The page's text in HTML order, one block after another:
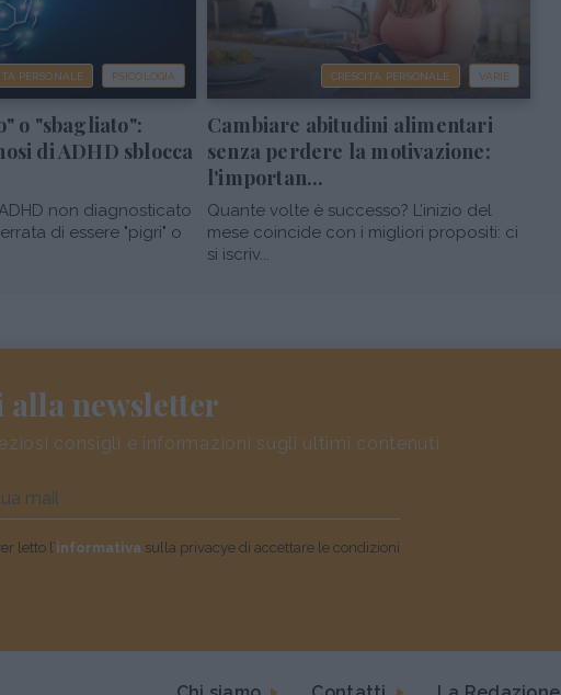
PERSONALE PSICOLOGIA
o "sbagliato":
di ADHD sblocca
non diagnosticato
di essere "pigri" o
CRESCITA PERSONALE VARIE
Cambiare abitudini alimentari
senza perdere la motivazione:
l'importan...
Quante volte è successo? L’inizio del
mese coincide con i migliori propositi: ci
si iscriv...
newsletter
consigli e informazioni sugli ultimi contenuti
letto l’informativa sulla privacye di accettare le condizioni